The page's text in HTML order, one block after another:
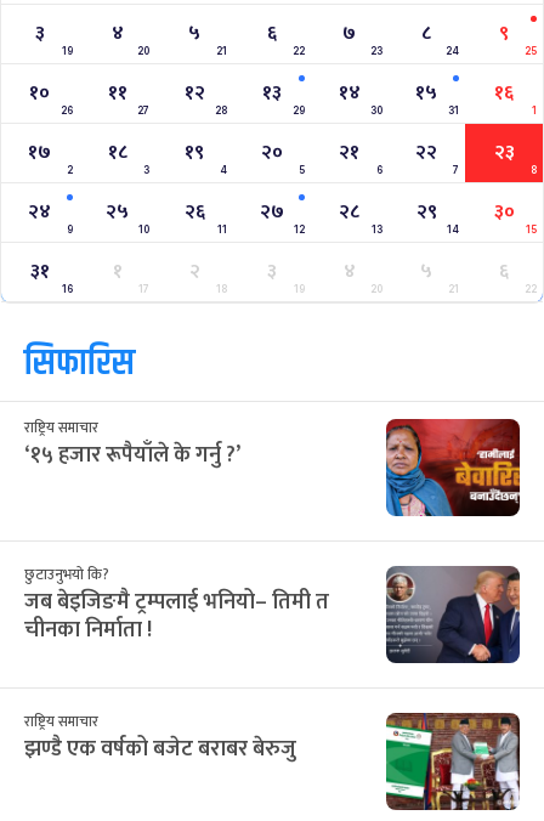
३
19
४
20
५
21
६
22
७
23
८
24
९
25
१०
26
११
27
१२
28
१३
29
१४
30
१५
31
१६
1
१७
2
१८
3
१९
4
२०
5
२१
6
२२
7
२३
8
२४
9
२५
10
२६
11
२७
12
२८
13
२९
14
३०
15
३१
16
१
17
२
18
३
19
४
20
५
21
६
22
सिफारिस
राष्ट्रिय समाचार
‘१५ हजार रूपैयाँले के गर्नु ?’
छुटाउनुभयो कि?
जब बेइजिङमै ट्रम्पलाई भनियो– तिमी त
चीनका निर्माता !
राष्ट्रिय समाचार
झण्डै एक वर्षको बजेट बराबर बेरुजु